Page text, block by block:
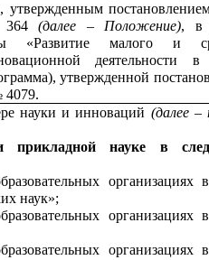
364(далее – Положение), в
«Развитие малого и
деятельности в
утвержденной
4079.
науки и инноваций (далее –
прикладной науке в
организациях
наук»;
организациях
организациях